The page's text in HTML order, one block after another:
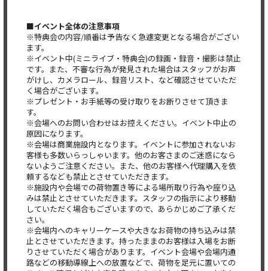
■イベント全体の注意事項
※特典会の内容/順番は予告なく急遽変更となる場合がござい
ます。
※イベント中(ミニライブ・特典会)の録画・録音・撮影は禁止
です。また、不審な行為が発見された場合はスタッフがお声
がけし、カメラロール、録音リスト、など確認させていただ
く場合がございます。
※プレゼント・お手紙等の受け取りをお断りさせて頂きま
す。
※会場へのお問い合わせはお控えください。イベント中止の
原因になります。
※会場は商業施設内となります。イベントに参加されないお
客様も多数いらっしゃいます。他のお客さまのご迷惑になら
ないようご注意ください。また、他のお客様へ代理購入を依
頼するなども禁止とさせていただきます。
※施設内や会場での荷物置き等による場所取り行為や座り込
みは禁止とさせていただきます。スタッフの指示により移動
していただく場合もございますので、あらかじめご了承くだ
さい。
※会場内へのキャリーケースや大きなお荷物の持ち込みは禁
止とさせていただきます。持ったままのお客様は入場をお断
りさせていただく場合があります。イベント会場や会場内通
路などの移動導線上への放置などで、荷物を足元に置いての